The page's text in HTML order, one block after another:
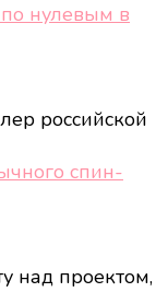
по нулевым в
российской
спин-
над проектом,